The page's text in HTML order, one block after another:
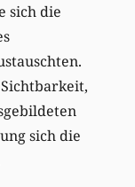
sich die
sich die